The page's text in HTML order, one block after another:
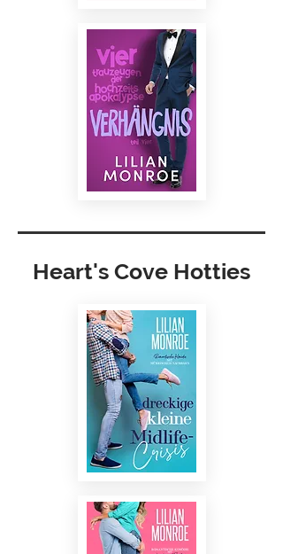
Heart's Cove Hotties